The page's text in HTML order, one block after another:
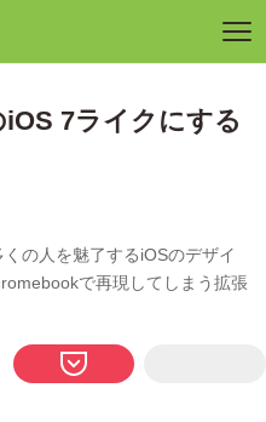
7ライクにする
の人を魅了するiOSのデザイ
で再現してしまう拡張